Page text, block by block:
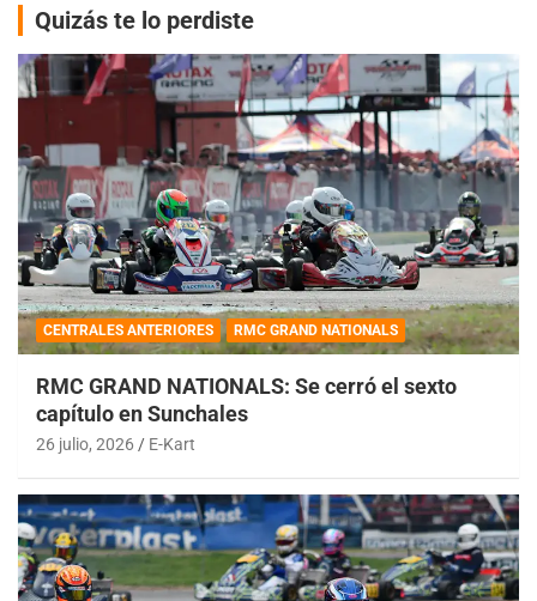
Quizás te lo perdiste
CENTRALES ANTERIORES RMC GRAND NATIONALS
RMC GRAND NATIONALS: Se cerró el sexto
capítulo en Sunchales
26 julio, 2026 E-Kart